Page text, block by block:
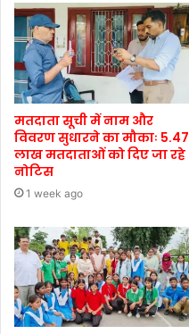
मतदाता सूची में नाम और
विवरण सुधारने का मौकाः 5.47
लाख मतदाताओं को दिए जा रहे
नोटिस
1 week ago